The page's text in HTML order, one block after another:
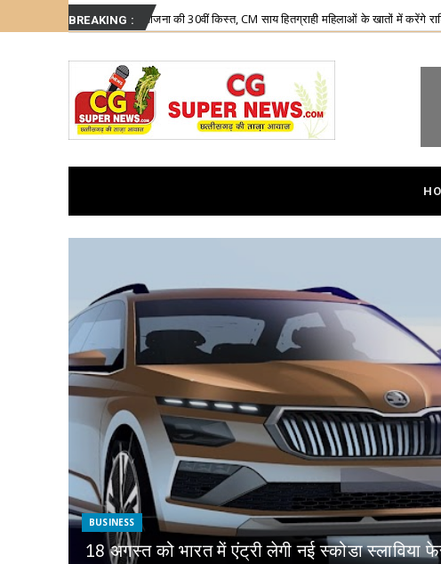
Friday, August 7 About Write for Us
BREAKING :
की 30वीं किस्त, CM साय हितग्राही महिलाओं के खातों में करेंगे राशि ट्रांसफर Chhattisgarh
BUSINESS
18 अगस्त को भारत में एंट्री लेगी नई स्कोडा स्लाविया